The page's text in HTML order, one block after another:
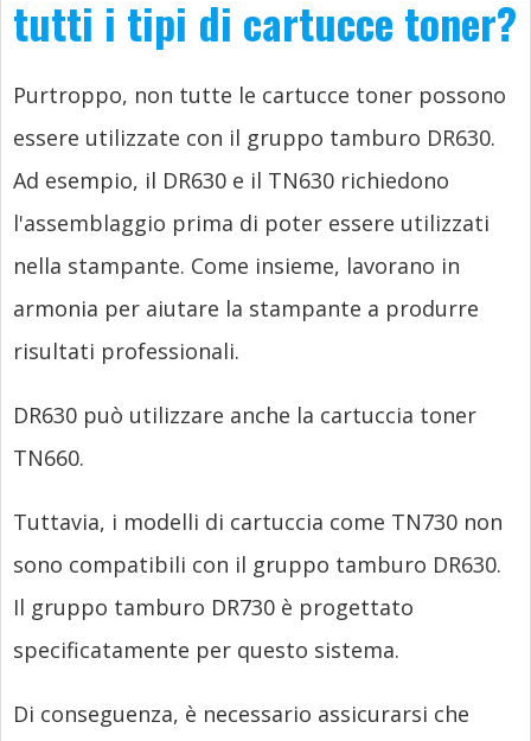
tutti i tipi di cartucce toner?
Purtroppo, non tutte le cartucce toner possono
essere utilizzate con il gruppo tamburo DR630.
Ad esempio, il DR630 e il TN630 richiedono
l'assemblaggio prima di poter essere utilizzati
nella stampante. Come insieme, lavorano in
armonia per aiutare la stampante a produrre
risultati professionali.
DR630 può utilizzare anche la cartuccia toner
TN660.
Tuttavia, i modelli di cartuccia come TN730 non
sono compatibili con il gruppo tamburo DR630.
Il gruppo tamburo DR730 è progettato
specificatamente per questo sistema.
Di conseguenza, è necessario assicurarsi che